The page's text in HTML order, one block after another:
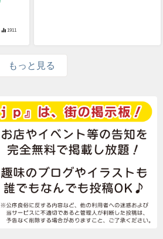
1911
もっと見る